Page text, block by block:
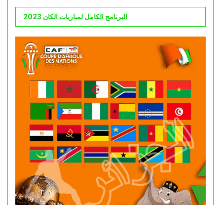
البرنامج الكامل لمباريات الكان 2023